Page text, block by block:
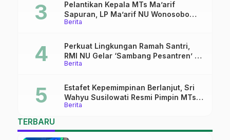
Berita
Pelantikan Kepala MTs Ma’arif
Sapuran, LP Ma’arif NU Wonosobo
Tekankan Lima Amanah
Berita
Perkuat Lingkungan Ramah Santri,
RMI NU Gelar ‘Sambang Pesantren’ di
Pati
Berita
Estafet Kepemimpinan Berlanjut, Sri
Wahyu Susilowati Resmi Pimpin MTs
Ma’arif Sapuran
TERBARU